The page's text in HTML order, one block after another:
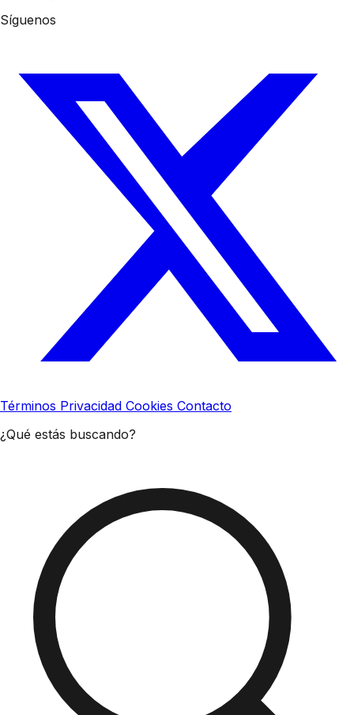
Síguenos
Términos Privacidad Cookies Contacto
¿Qué estás buscando?